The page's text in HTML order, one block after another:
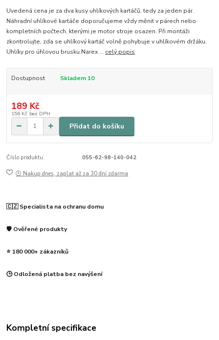
Uvedená cena je za dva kusy uhlíkových kartáčů, tedy za jeden pár.
Náhradní uhlíkové kartáče doporučujeme vždy měnit v párech nebo
kompletních počtech, kterými je motor stroje osazen. Při montáži
zkontrolujte, zda se uhlíkový kartáč volně pohybuje v uhlíkovém držáku.
Uhlíky pro úhlovou brusku Narex ... celý popis
Dostupnost Skladem 10
189 Kč
156 Kč bez DPH
Přidat do košíku
Číslo produktu: 055-62-98-140-042
🕒 Nakup dnes, zaplať až za 30 dní zdarma
🇨🇿 Specialista na ochranu domu
🛡️ Ověřené produkty
⭐ 180 000+ zákazníků
🕒 Odložená platba bez navýšení
Kompletní specifikace